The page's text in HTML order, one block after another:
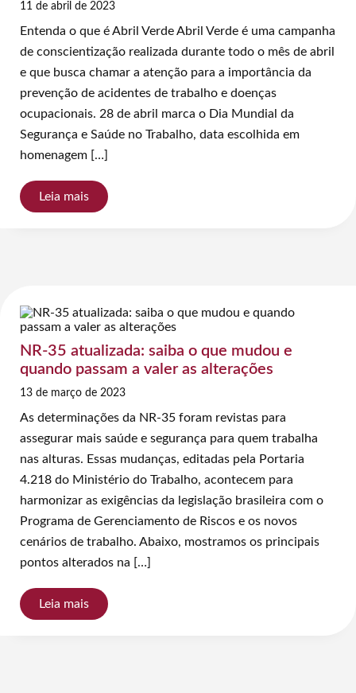
11 de abril de 2023
Entenda o que é Abril Verde Abril Verde é uma campanha
de conscientização realizada durante todo o mês de abril
e que busca chamar a atenção para a importância da
prevenção de acidentes de trabalho e doenças
ocupacionais. 28 de abril marca o Dia Mundial da
Segurança e Saúde no Trabalho, data escolhida em
homenagem […]
Leia mais
NR-35 atualizada: saiba o que mudou e
quando passam a valer as alterações
13 de março de 2023
As determinações da NR-35 foram revistas para
assegurar mais saúde e segurança para quem trabalha
nas alturas. Essas mudanças, editadas pela Portaria
4.218 do Ministério do Trabalho, acontecem para
harmonizar as exigências da legislação brasileira com o
Programa de Gerenciamento de Riscos e os novos
cenários de trabalho. Abaixo, mostramos os principais
pontos alterados na […]
Leia mais